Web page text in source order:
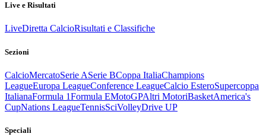
Live e Risultati
LiveDiretta CalcioRisultati e Classifiche
Sezioni
CalcioMercatoSerie ASerie BCoppa ItaliaChampions
LeagueEuropa LeagueConference LeagueCalcio EsteroSupercoppa
ItalianaFormula 1Formula EMotoGPAltri MotoriBasketAmerica's
CupNations LeagueTennisSciVolleyDrive UP
Speciali